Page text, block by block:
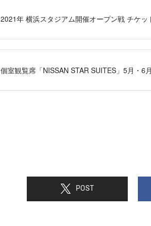
2021年 横浜スタジアム開催オープン戦 チケ
個室観覧席「NISSAN STAR SUITES」5月・
POST